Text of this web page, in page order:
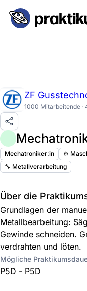
ZF
1000 Mitarbeitende ·
Mechatroniker:in ⚙️
🔧 Metallverarbeitung
Über die
Grundlagen der
Metallbearbeitung:
Gewinde schneiden.
verdrahten und löten.
Mögliche
P5D - P5D